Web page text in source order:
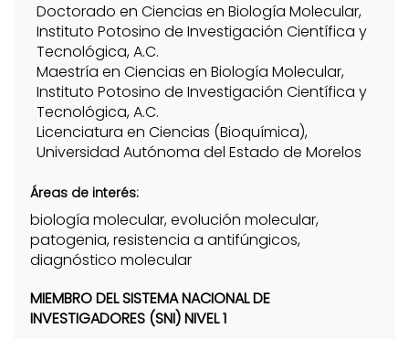
Doctorado en Ciencias en Biología Molecular,
Instituto Potosino de Investigación Científica y
Tecnológica, A.C.
Maestría en Ciencias en Biología Molecular,
Instituto Potosino de Investigación Científica y
Tecnológica, A.C.
Licenciatura en Ciencias (Bioquímica),
Universidad Autónoma del Estado de Morelos
Áreas de interés:
biología molecular, evolución molecular,
patogenia, resistencia a antifúngicos,
diagnóstico molecular
MIEMBRO DEL SISTEMA NACIONAL DE
INVESTIGADORES (SNI) NIVEL 1